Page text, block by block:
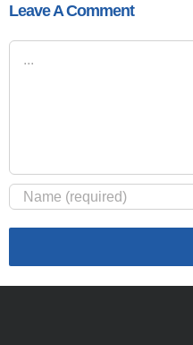
Leave A Comment
Comment